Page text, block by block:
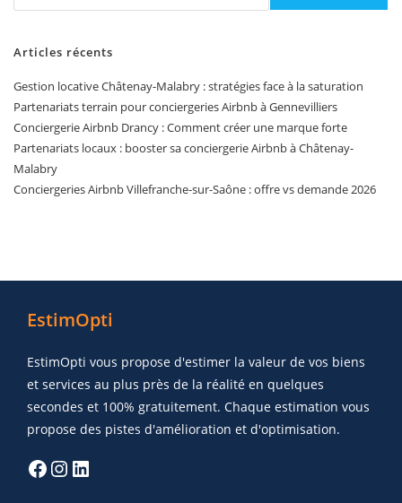
Articles récents
Gestion locative Châtenay-Malabry : stratégies face à la saturation
Partenariats terrain pour conciergeries Airbnb à Gennevilliers
Conciergerie Airbnb Drancy : Comment créer une marque forte
Partenariats locaux : booster sa conciergerie Airbnb à Châtenay-
Malabry
Conciergeries Airbnb Villefranche-sur-Saône : offre vs demande 2026
EstimOpti
EstimOpti vous propose d'estimer la valeur de vos biens
et services au plus près de la réalité en quelques
secondes et 100% gratuitement. Chaque estimation vous
propose des pistes d'amélioration et d'optimisation.